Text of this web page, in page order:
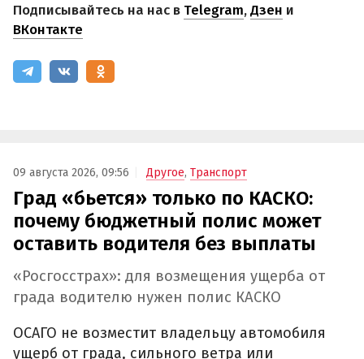
Подписывайтесь на нас в Telegram,Дзен и
ВКонтакте
09 августа 2026, 09:56 Другое, Транспорт
Град «бьется» только по КАСКО:
почему бюджетный полис может
оставить водителя без выплаты
«Росгосстрах»: для возмещения ущерба от
града водителю нужен полис КАСКО
ОСАГО не возместит владельцу автомобиля
ущерб от града, сильного ветра или